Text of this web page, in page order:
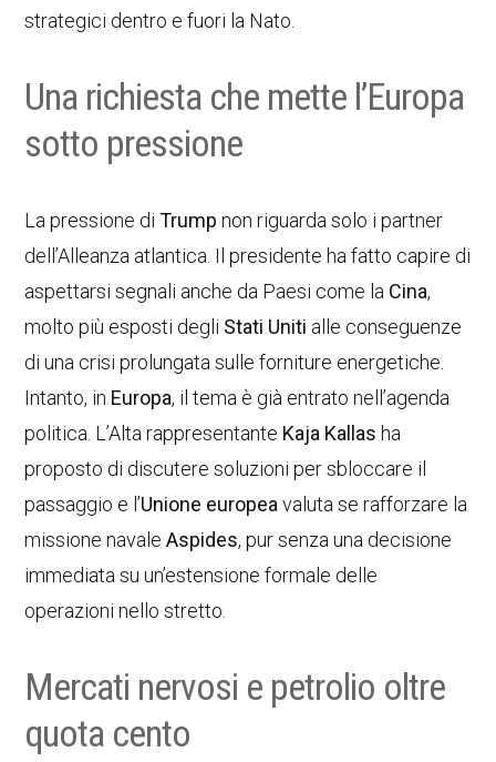
strategici dentro e fuori la Nato.
Una richiesta che mette l’Europa
sotto pressione
La pressione diTrump non riguarda solo i partner
dell’Alleanza atlantica. Il presidente ha fatto capire di
aspettarsi segnali anche da Paesi come la Cina,
molto più esposti degli Stati Uniti alle conseguenze
di una crisi prolungata sulle forniture energetiche.
Intanto, in Europa, il tema è già entrato nell’agenda
politica. L’Alta rappresentante Kaja Kallas ha
proposto di discutere soluzioni per sbloccare il
passaggio e l’Unione europea valuta se rafforzare la
missione navaleAspides, pur senza una decisione
immediata su un’estensione formale delle
operazioni nello stretto.
Mercati nervosi e petrolio oltre
quota cento